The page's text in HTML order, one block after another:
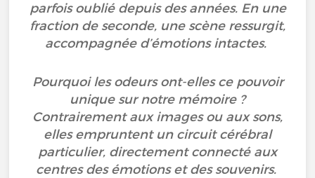
parfois oublié depuis des années. En une
fraction de seconde, une scène ressurgit,
accompagnée d’émotions intactes.
Pourquoi les odeurs ont-elles ce pouvoir
unique sur notre mémoire ?
Contrairement aux images ou aux sons,
elles empruntent un circuit cérébral
particulier, directement connecté aux
centres des émotions et des souvenirs.